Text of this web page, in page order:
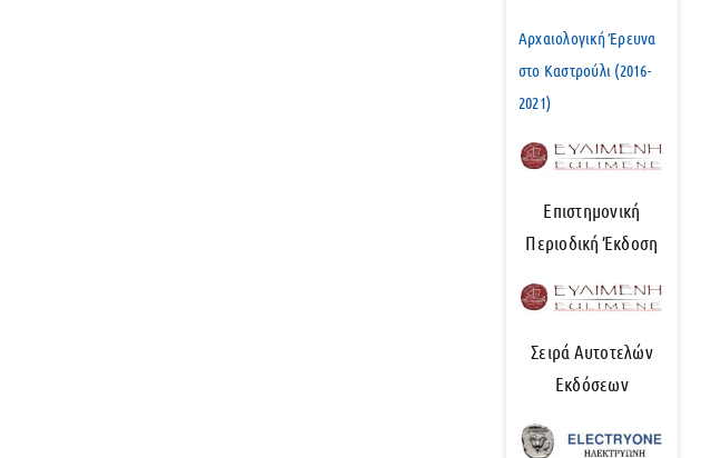
Αρχαιολογική Έρευνα
στο Καστρούλι (2016-
2021)
Επιστημονική
Περιοδική Έκδοση
Σειρά Αυτοτελών
Εκδόσεων